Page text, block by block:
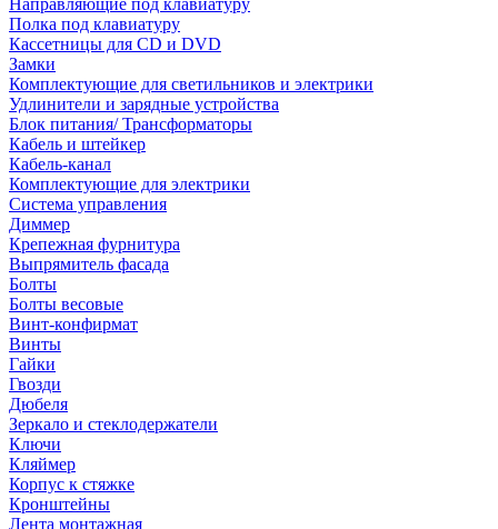
Направляющие под клавиатуру
Полка под клавиатуру
Кассетницы для CD и DVD
Замки
Комплектующие для светильников и электрики
Удлинители и зарядные устройства
Блок питания/ Трансформаторы
Кабель и штейкер
Кабель-канал
Комплектующие для электрики
Система управления
Диммер
Крепежная фурнитура
Выпрямитель фасада
Болты
Болты весовые
Винт-конфирмат
Винты
Гайки
Гвозди
Дюбеля
Зеркало и стеклодержатели
Ключи
Кляймер
Корпус к стяжке
Кронштейны
Лента монтажная